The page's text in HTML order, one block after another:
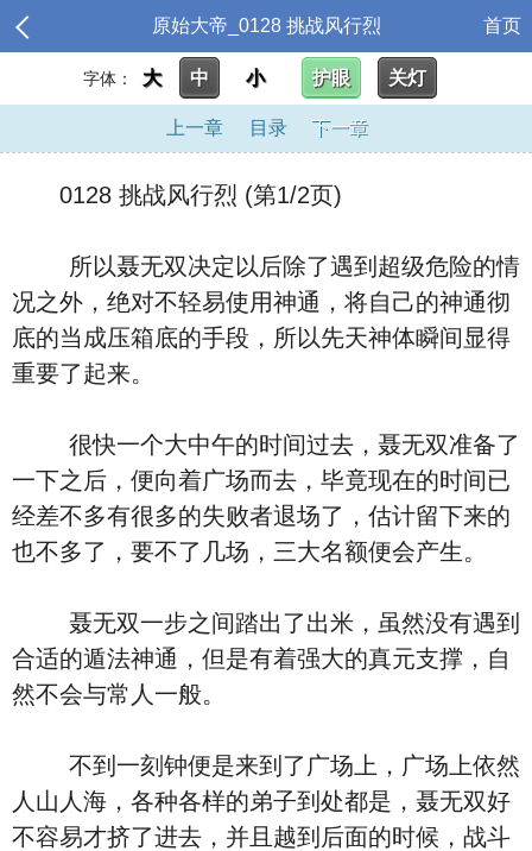
原始大帝_0128 挑战风行烈 首页
字体： 大 中 小 护眼 关灯
上一章 目录 下一章
0128 挑战风行烈 (第1/2页)
所以聂无双决定以后除了遇到超级危险的情
况之外，绝对不轻易使用神通，将自己的神通彻
底的当成压箱底的手段，所以先天神体瞬间显得
重要了起来。
很快一个大中午的时间过去，聂无双准备了
一下之后，便向着广场而去，毕竟现在的时间已
经差不多有很多的失败者退场了，估计留下来的
也不多了，要不了几场，三大名额便会产生。
聂无双一步之间踏出了出米，虽然没有遇到
合适的遁法神通，但是有着强大的真元支撑，自
然不会与常人一般。
不到一刻钟便是来到了广场上，广场上依然
人山人海，各种各样的弟子到处都是，聂无双好
不容易才挤了进去，并且越到后面的时候，战斗